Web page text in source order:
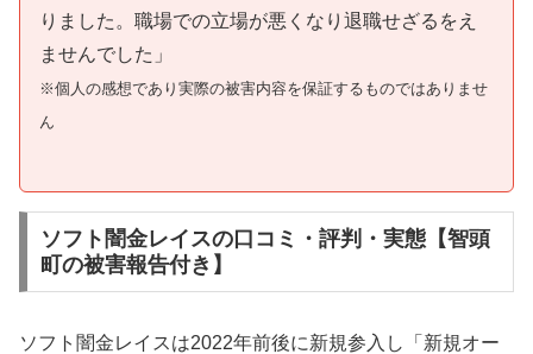
りました。職場での立場が悪くなり退職せざるをえ
ませんでした」
※個人の感想であり実際の被害内容を保証するものではありませ
ん
ソフト闇金レイスの口コミ・評判・実態【智頭
町の被害報告付き】
ソフト闇金レイスは2022年前後に新規参入し「新規オー